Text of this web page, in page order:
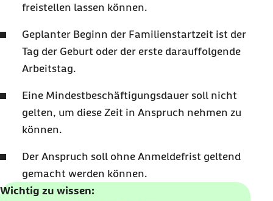
freistellen lassen können.
Geplanter Beginn der Familienstartzeit ist der
Tag der Geburt oder der erste darauffolgende
Arbeitstag.
Eine Mindestbeschäftigungsdauer soll nicht
gelten, um diese Zeit in Anspruch nehmen zu
können.
Der Anspruch soll ohne Anmeldefrist geltend
gemacht werden können.
Wichtig zu wissen: